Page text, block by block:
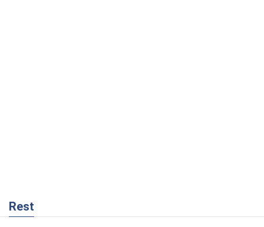
Rest